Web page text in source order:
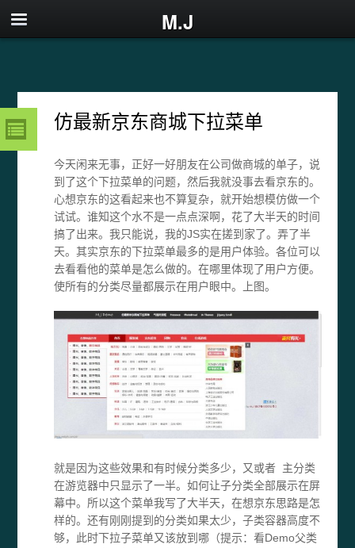
M.J
仿最新京东商城下拉菜单
今天闲来无事，正好一好朋友在公司做商城的单子，说
到了这个下拉菜单的问题，然后我就没事去看京东的。
心想京东的这看起来也不算复杂，就开始想模仿做一个
试试。谁知这个水不是一点点深啊，花了大半天的时间
搞了出来。我只能说，我的JS实在搓到家了。弄了半
天。其实京东的下拉菜单最多的是用户体验。各位可以
去看看他的菜单是怎么做的。在哪里体现了用户方便。
使所有的分类尽量都展示在用户眼中。上图。
就是因为这些效果和有时候分类多少，又或者 主分类
在游览器中只显示了一半。如何让子分类全部展示在屏
幕中。所以这个菜单我写了大半天，在想京东思路是怎
样的。还有刚刚提到的分类如果太少，子类容器高度不
够，此时下拉子菜单又该放到哪（提示：看Demo父类